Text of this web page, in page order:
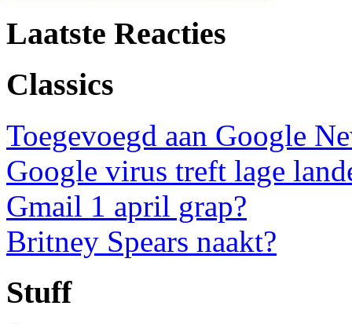
Laatste Reacties
Classics
Toegevoegd aan Google
Google virus treft lage
Gmail 1 april grap?
Britney Spears naakt?
Stuff